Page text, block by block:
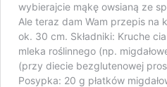
wybierajcie mąkę owsianą ze
Ale teraz dam Wam przepis na
ok. 30 cm. Składniki: Kruche
mleka roślinnego (np.
(przy diecie bezglutenowej
Posypka: 20 g płatków